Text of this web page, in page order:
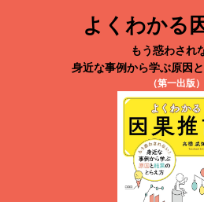
よくわかる
もう惑わされ
身近な事例から学ぶ原因
（第一出版）